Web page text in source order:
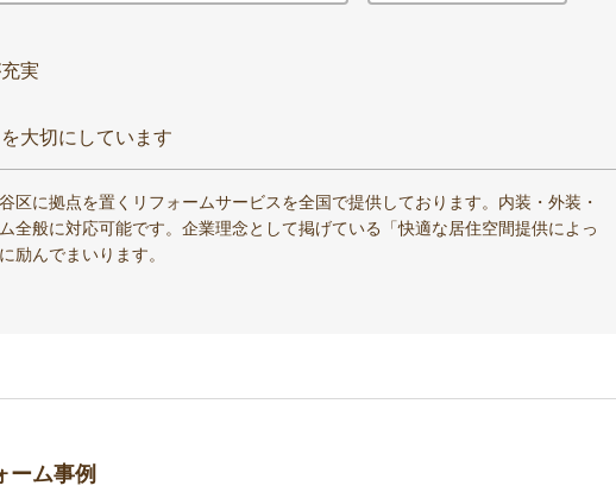
実
大切にしています
区に拠点を置くリフォームサービスを全国で提供しております。内装・外装・
全般に対応可能です。企業理念として掲げている「快適な居住空間提供によっ
励んでまいります。
ーム事例